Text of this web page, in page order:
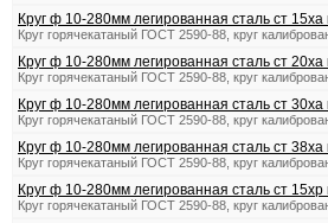
Круг ф 10-280мм легированная сталь ст 15ха
Круг горячекатаный ГОСТ 2590-88, круг
Круг ф 10-280мм легированная сталь ст 20ха
Круг горячекатаный ГОСТ 2590-88, круг
Круг ф 10-280мм легированная сталь ст 30ха
Круг горячекатаный ГОСТ 2590-88, круг
Круг ф 10-280мм легированная сталь ст 38ха
Круг горячекатаный ГОСТ 2590-88, круг
Круг ф 10-280мм легированная сталь ст 15хр
Круг горячекатаный ГОСТ 2590-88, круг